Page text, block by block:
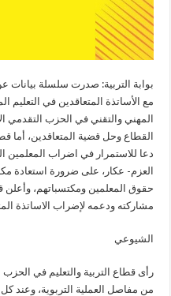
بوابة التربية: صدرت سلسلة بيانات
مع الأساتذة المتعاقدين في التعليم
المهني والتقني في الحزب التقدمي
القطاع وحل قضية المتعاقدين، أما
دعا للاستمرار في اضراب المعلمين
العزم- عكار، على ضرورة استعادة
حقوق المعلمين ومكتسباتهم، وأعلن
مشاركته ودعمه لإضراب الاساتذة
الشيوعي
رأى قطاع التربية والتعليم في
من مفاصل العملية التربوية، وعند